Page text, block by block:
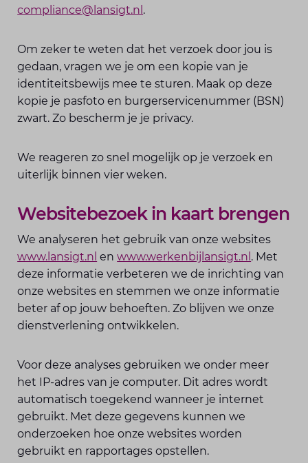
compliance@lansigt.nl .
Om zeker te weten dat het verzoek door jou is
gedaan, vragen we je om een kopie van je
identiteitsbewijs mee te sturen. Maak op deze
kopie je pasfoto en burgerservicenummer (BSN)
zwart. Zo bescherm je je privacy.
We reageren zo snel mogelijk op je verzoek en
uiterlijk binnen vier weken.
Websitebezoek in kaart brengen
We analyseren het gebruik van onze websites
www.lansigt.nl enwww.werkenbijlansigt.nl . Met
deze informatie verbeteren we de inrichting van
onze websites en stemmen we onze informatie
beter af op jouw behoeften. Zo blijven we onze
dienstverlening ontwikkelen.
Voor deze analyses gebruiken we onder meer
het IP-adres van je computer. Dit adres wordt
automatisch toegekend wanneer je internet
gebruikt. Met deze gegevens kunnen we
onderzoeken hoe onze websites worden
gebruikt en rapportages opstellen.